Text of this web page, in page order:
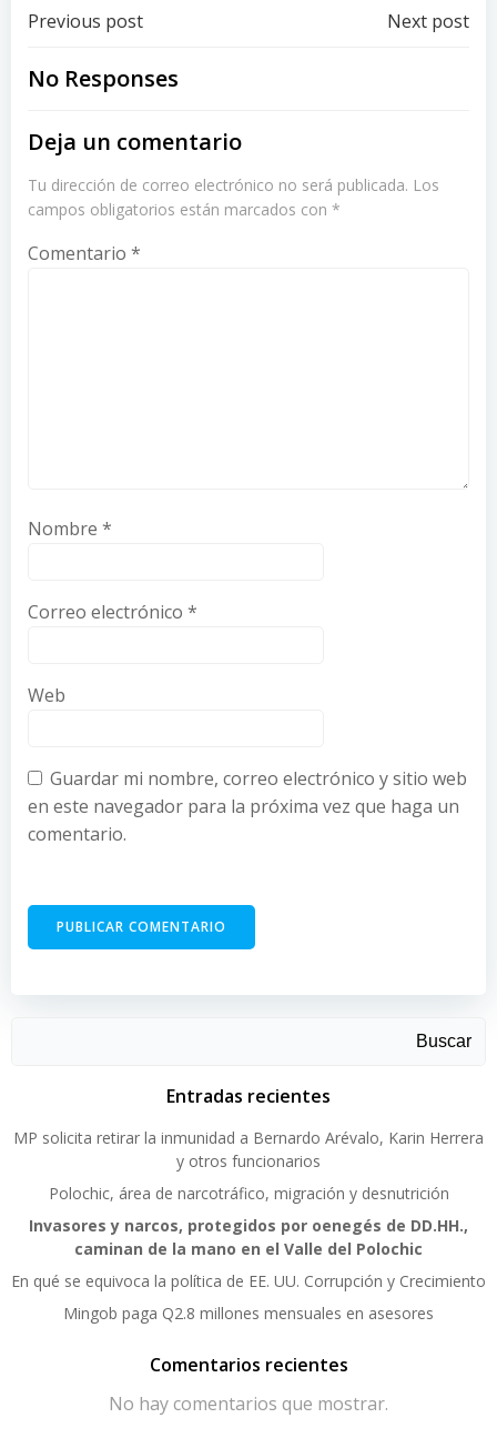
Post
navigation
Previous post Next post
No Responses
Deja un comentario
Tu dirección de correo electrónico no será publicada. Los
campos obligatorios están marcados con *
Comentario *
Nombre *
Correo electrónico *
Web
Guardar mi nombre, correo electrónico y sitio web
en este navegador para la próxima vez que haga un
comentario.
Buscar
Entradas recientes
MP solicita retirar la inmunidad a Bernardo Arévalo, Karin Herrera
y otros funcionarios
Polochic, área de narcotráfico, migración y desnutrición
Invasores y narcos, protegidos por oenegés de DD.HH.,
caminan de la mano en el Valle del Polochic
En qué se equivoca la política de EE. UU. Corrupción y Crecimiento
Mingob paga Q2.8 millones mensuales en asesores
Comentarios recientes
No hay comentarios que mostrar.